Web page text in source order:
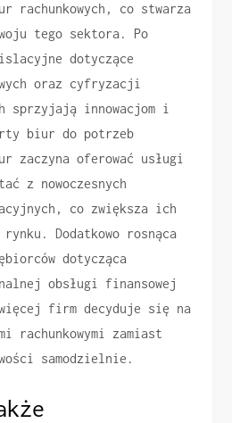
rachunkowych, co stwarza
tego sektora. Po
dotyczące
oraz cyfryzacji
sprzyjają innowacjom i
biur do potrzeb
zaczyna oferować usługi
z nowoczesnych
co zwiększa ich
Dodatkowo rosnąca
dotycząca
obsługi finansowej
firm decyduje się na
rachunkowymi zamiast
samodzielnie.